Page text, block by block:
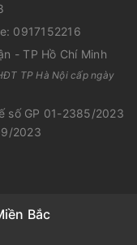
0917152216
- TP Hồ Chí Minh
TP Hà Nội cấp ngày
số GP 01-2385/2023
2023
Bắc